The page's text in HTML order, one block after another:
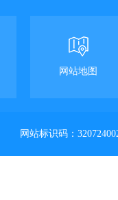
网站地图
网站标识码：